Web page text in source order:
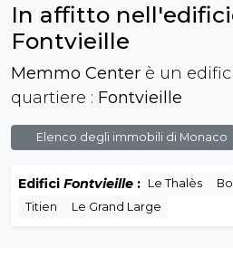
In affitto
Fontvieille
Memmo Center è un
quartiere : Fontvieille
Elenco degli immobili di Monaco
Edifici Fontvieille : Le Thalès
Titien
Le Grand Large